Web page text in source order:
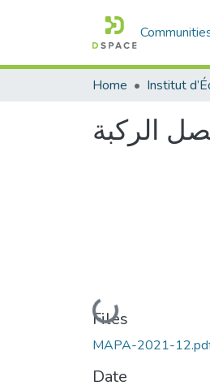
Home
الركبة
Loading...
Files
MAPA-2021-
Date